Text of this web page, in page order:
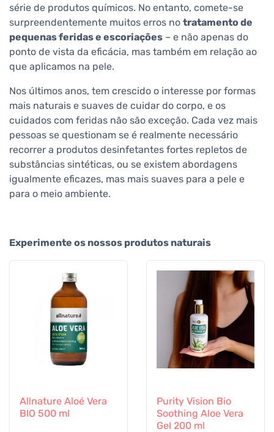
série de produtos químicos. No entanto, comete-se
surpreendentemente muitos erros no tratamento de
pequenas feridas e escoriações – e não apenas do
ponto de vista da eficácia, mas também em relação ao
que aplicamos na pele.
Nos últimos anos, tem crescido o interesse por formas
mais naturais e suaves de cuidar do corpo, e os
cuidados com feridas não são exceção. Cada vez mais
pessoas se questionam se é realmente necessário
recorrer a produtos desinfetantes fortes repletos de
substâncias sintéticas, ou se existem abordagens
igualmente eficazes, mas mais suaves para a pele e
para o meio ambiente.
Experimente os nossos produtos naturais
Allnature Aloé Vera
BIO 500 ml
Purity Vision Bio
Soothing Aloe Vera
Gel 200 ml